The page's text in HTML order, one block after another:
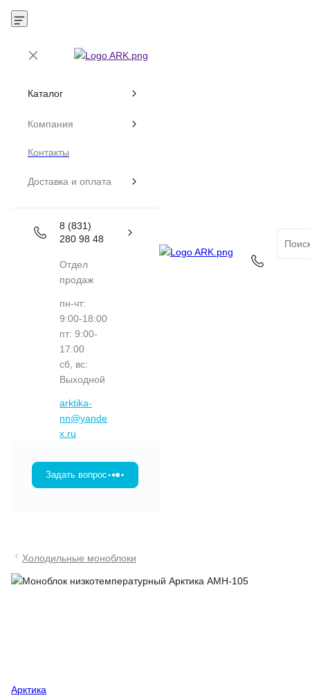
Каталог
Компания
Контакты
Доставка и оплата
8 (831)
280 98 48
Отдел
продаж
пн-чт:
9:00-18:00
пт: 9:00-
17:00
сб, вс:
Выходной
arktika-
nn@yande
x.ru
Задать вопрос
Холодильные моноблоки
Арктика